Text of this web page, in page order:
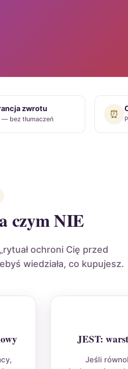
zwrotu
— bez tłumaczeń ⏰
czym NIE
ochroni Cię przed
wiedziała, co kupujesz.
JEST:
Jeśli